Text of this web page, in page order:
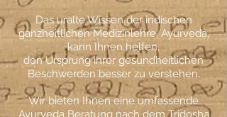
Das uralte Wissen der indischen
ganzheitlichen Medizinlehre, Ayurveda,
kann Ihnen helfen,
den Ursprung ihrer gesundheitlichen
Beschwerden besser zu verstehen.
Wir bieten Ihnen eine umfassende
Ayurveda Beratung nach dem Tridosha